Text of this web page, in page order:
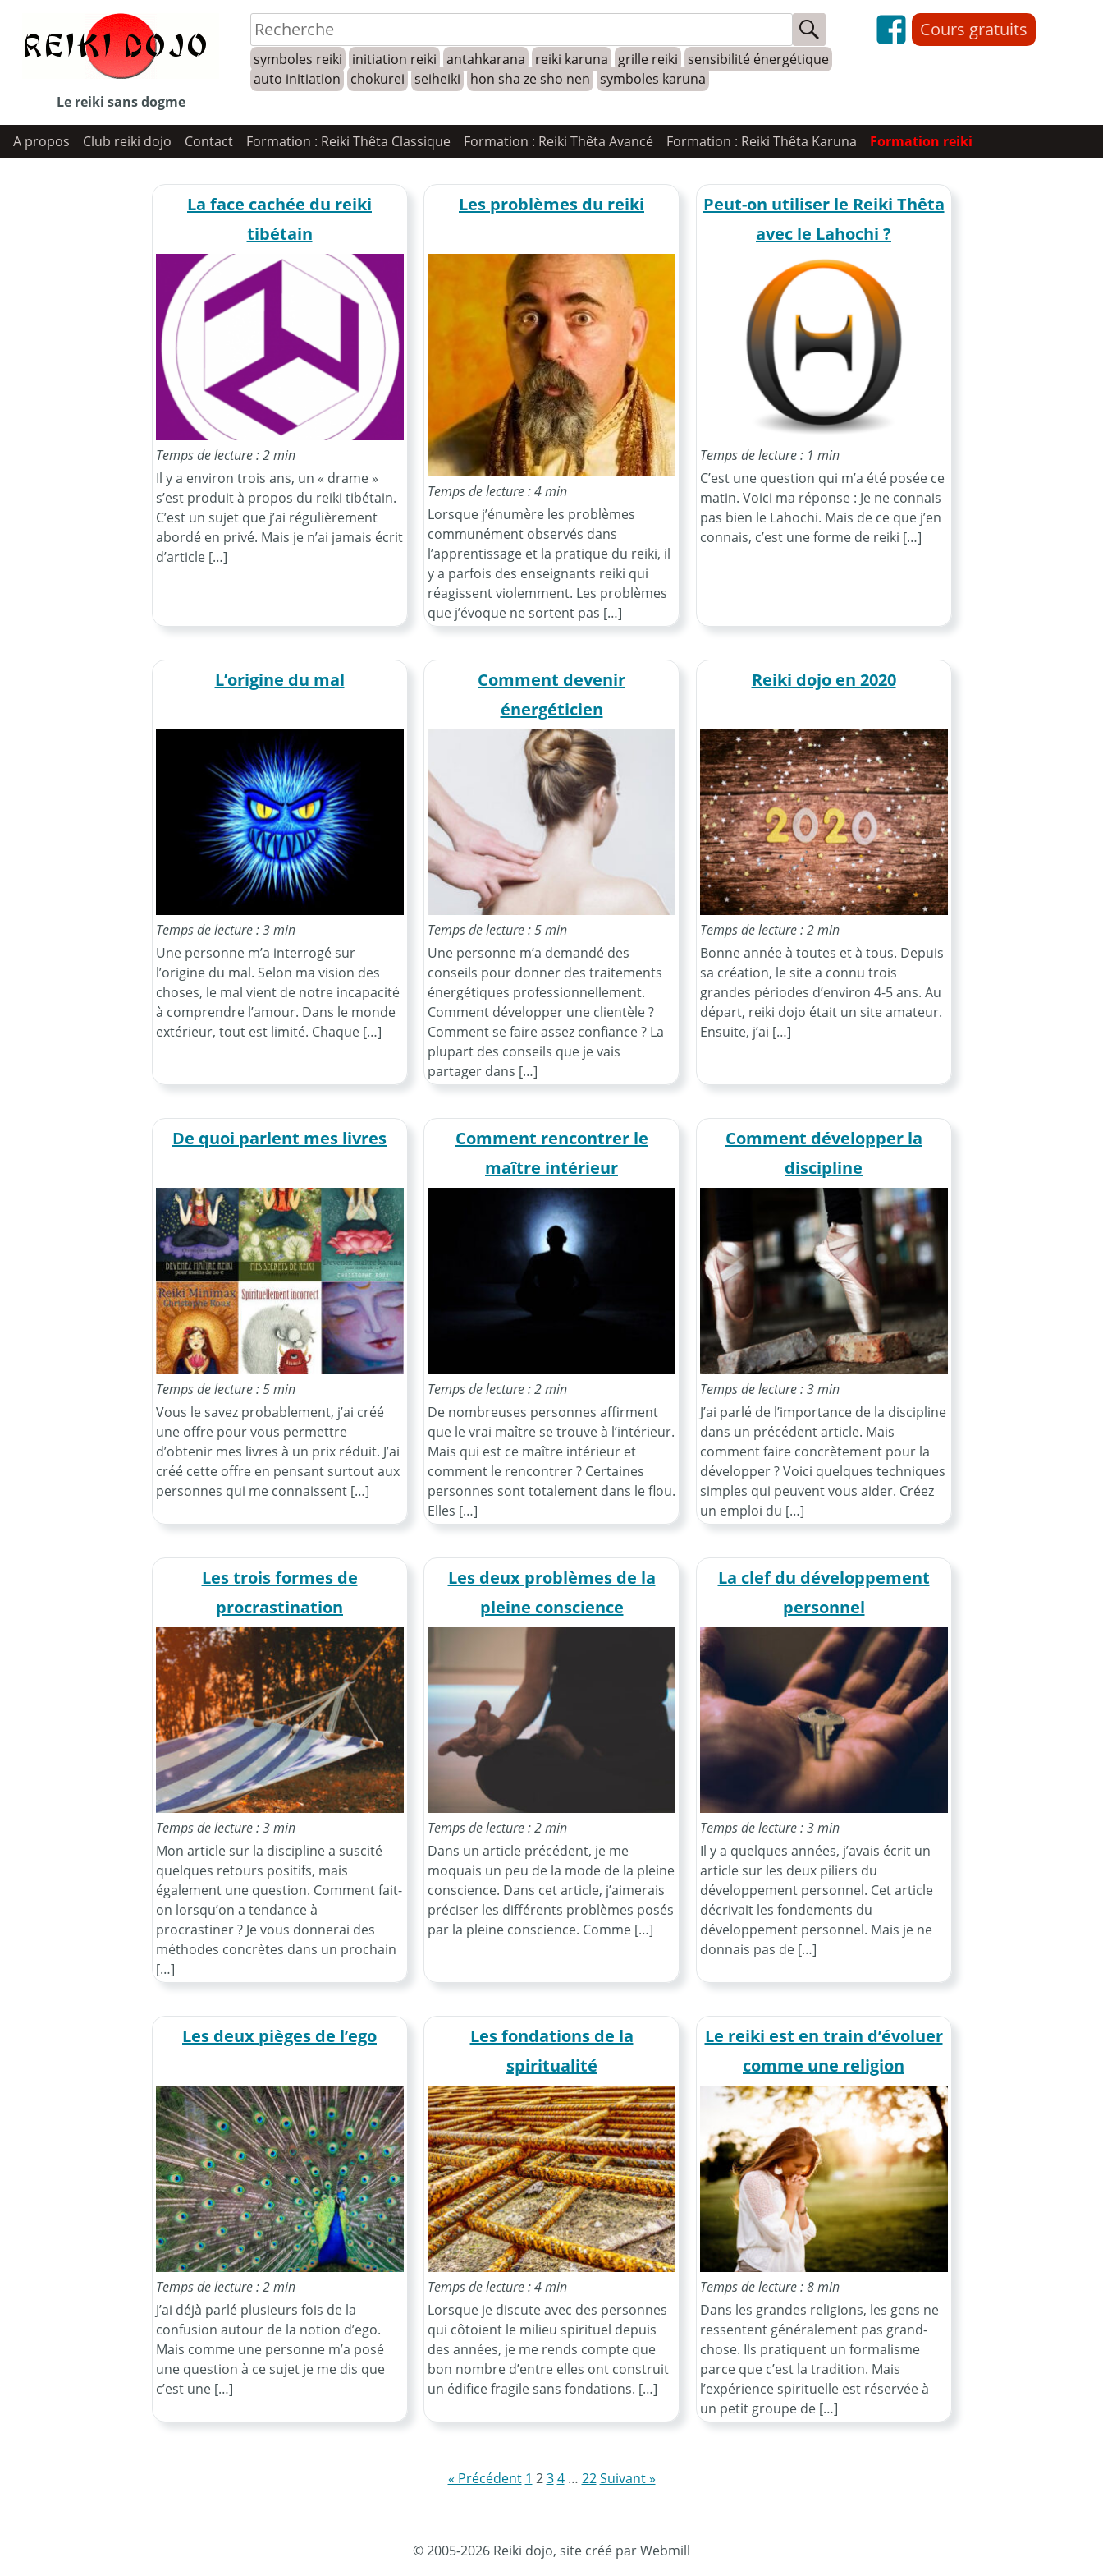
content
Le reiki sans dogme
symboles reiki initiation reiki antahkarana reiki karuna grille reiki sensibilité énergétique
auto initiation
chokurei seiheiki hon sha ze sho nen symboles karuna
Cours gratuits
A propos Club reiki dojo Contact Formation : Reiki Thêta Classique Formation : Reiki Thêta Avancé Formation : Reiki Thêta Karuna Formation reiki
La face cachée du reiki
tibétain
Temps de lecture : 2 min
Il y a environ trois ans, un « drame »
s’est produit à propos du reiki tibétain.
C’est un sujet que j’ai régulièrement
abordé en privé. Mais je n’ai jamais écrit
d’article […]
Les problèmes du reiki
Temps de lecture : 4 min
Lorsque j’énumère les problèmes
communément observés dans
l’apprentissage et la pratique du reiki, il
y a parfois des enseignants reiki qui
réagissent violemment. Les problèmes
que j’évoque ne sortent pas […]
Peut-on utiliser le Reiki Thêta
avec le Lahochi ?
Temps de lecture : 1 min
C’est une question qui m’a été posée ce
matin. Voici ma réponse : Je ne connais
pas bien le Lahochi. Mais de ce que j’en
connais, c’est une forme de reiki […]
L’origine du mal
Temps de lecture : 3 min
Une personne m’a interrogé sur
l’origine du mal. Selon ma vision des
choses, le mal vient de notre incapacité
à comprendre l’amour. Dans le monde
extérieur, tout est limité. Chaque […]
Comment devenir
énergéticien
Temps de lecture : 5 min
Une personne m’a demandé des
conseils pour donner des traitements
énergétiques professionnellement.
Comment développer une clientèle ?
Comment se faire assez confiance ? La
plupart des conseils que je vais
partager dans […]
Reiki dojo en 2020
Temps de lecture : 2 min
Bonne année à toutes et à tous. Depuis
sa création, le site a connu trois
grandes périodes d’environ 4-5 ans. Au
départ, reiki dojo était un site amateur.
Ensuite, j’ai […]
De quoi parlent mes livres
Temps de lecture : 5 min
Vous le savez probablement, j’ai créé
une offre pour vous permettre
d’obtenir mes livres à un prix réduit. J’ai
créé cette offre en pensant surtout aux
personnes qui me connaissent […]
Comment rencontrer le
maître intérieur
Temps de lecture : 2 min
De nombreuses personnes affirment
que le vrai maître se trouve à l’intérieur.
Mais qui est ce maître intérieur et
comment le rencontrer ? Certaines
personnes sont totalement dans le flou.
Elles […]
Comment développer la
discipline
Temps de lecture : 3 min
J’ai parlé de l’importance de la discipline
dans un précédent article. Mais
comment faire concrètement pour la
développer ? Voici quelques techniques
simples qui peuvent vous aider. Créez
un emploi du […]
Les trois formes de
procrastination
Temps de lecture : 3 min
Mon article sur la discipline a suscité
quelques retours positifs, mais
également une question. Comment fait-
on lorsqu’on a tendance à
procrastiner ? Je vous donnerai des
méthodes concrètes dans un prochain
[…]
Les deux problèmes de la
pleine conscience
Temps de lecture : 2 min
Dans un article précédent, je me
moquais un peu de la mode de la pleine
conscience. Dans cet article, j’aimerais
préciser les différents problèmes posés
par la pleine conscience. Comme […]
La clef du développement
personnel
Temps de lecture : 3 min
Il y a quelques années, j’avais écrit un
article sur les deux piliers du
développement personnel. Cet article
décrivait les fondements du
développement personnel. Mais je ne
donnais pas de […]
Les deux pièges de l’ego
Temps de lecture : 2 min
J’ai déjà parlé plusieurs fois de la
confusion autour de la notion d’ego.
Mais comme une personne m’a posé
une question à ce sujet je me dis que
c’est une […]
Les fondations de la
spiritualité
Temps de lecture : 4 min
Lorsque je discute avec des personnes
qui côtoient le milieu spirituel depuis
des années, je me rends compte que
bon nombre d’entre elles ont construit
un édifice fragile sans fondations. […]
Le reiki est en train d’évoluer
comme une religion
Temps de lecture : 8 min
Dans les grandes religions, les gens ne
ressentent généralement pas grand-
chose. Ils pratiquent un formalisme
parce que c’est la tradition. Mais
l’expérience spirituelle est réservée à
un petit groupe de […]
« Précédent 1 2 3 4 … 22 Suivant »
© 2005-2026 Reiki dojo, site créé par Webmill